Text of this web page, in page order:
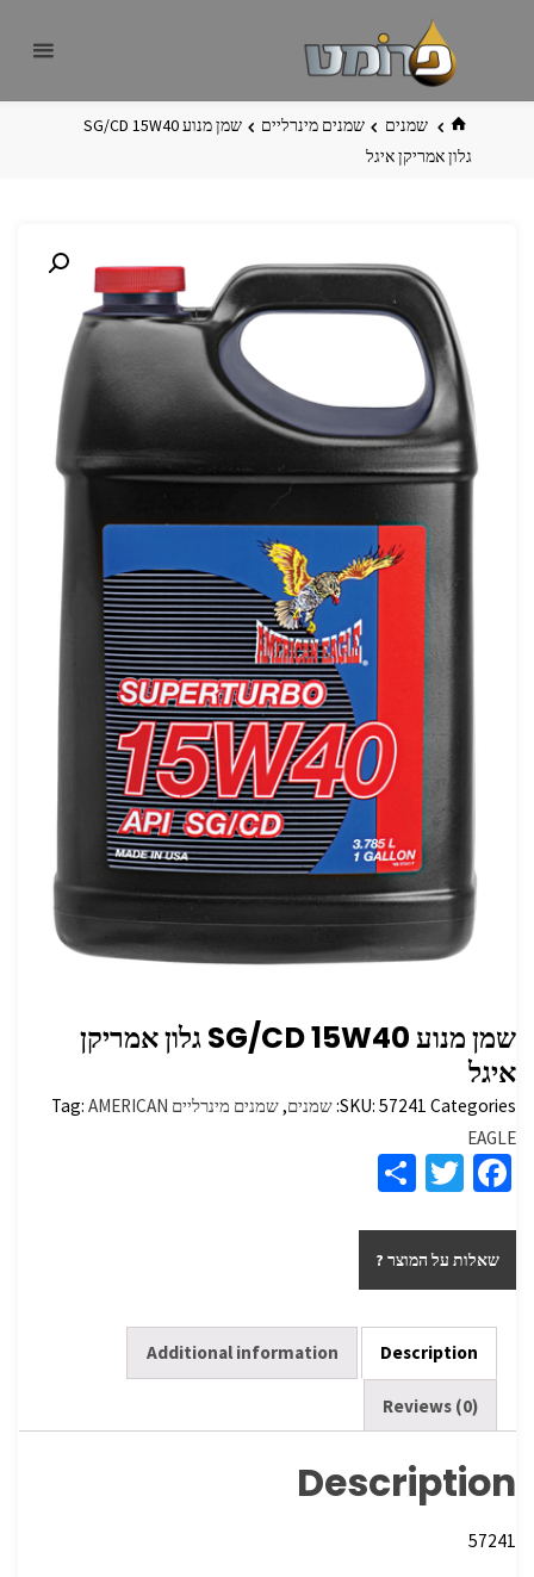
בית שמנים שמנים מינרליים
שמן מנוע W40‏15 ‏SG/CD
גלון אמריקן איגל
שמן מנוע W40‏15 ‏SG/CD גלון אמריקן
איגל
SKU: 57241 Categories: שמנים,שמנים מינרליים Tag: AMERICAN
EAGLE
Fa
b
o
o
k
T
tt
er
ar
e
שאלות על המוצר ?
Description
Additional information
Reviews (0)
Description
57241